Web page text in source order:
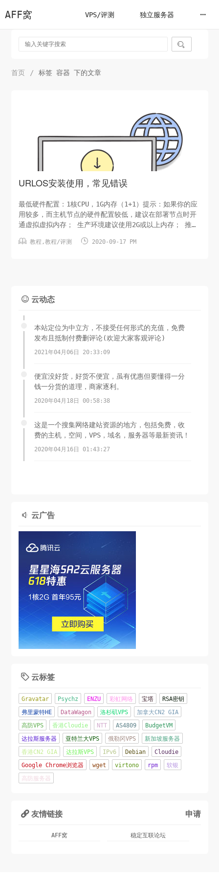
AFF窝 VPS/评测 独立服务器

首页 / 标签 容器 下的文章
URLOS安装使用，常见错误
最低硬件配置：1核CPU，1G内存（1+1）提示：如果你的应
用较多，而主机节点的硬件配置较低，建议在部署节点时开
通虚拟虚拟内存； 生产环境建议使用2G或以上内存； 推荐
CentOS7.X、Debian9X的64位的纯净的操作系统；1、登陆
 教程 ,教程/评测  2020-09-17 PM
 云动态
本站定位为中立方，不接受任何形式的充值，免费
发布且抵制付费删评论(欢迎大家客观评论)
2021年04月06日 20:33:09
便宜没好货，好货不便宜，虽有优惠但要懂得一分
钱一分货的道理，商家逐利。
2020年04月18日 00:58:38
这是一个搜集网络建站资源的地方，包括免费，收
费的主机，空间，VPS，域名，服务器等最新资讯！
2020年04月16日 01:43:27
 云广告
 云标签
Gravatar Psychz ENZU 彩虹网络 宝塔
RSA密钥
弗里蒙特HE
DataWagon 洛杉矶VPS
加拿大CN2 GIA
高防VPS
香港Cloudie NTT AS4809
BudgetVM
达拉斯服务器
亚特兰大VPS 俄勒冈VPS
新加坡服务器
香港CN2 GIA
达拉斯VPS IPv6 Debian
Cloudie
Google Chrome浏览器
wget virtono rpm
软银
高防服务器
 友情链接 申请
AFF窝 稳定互联论坛